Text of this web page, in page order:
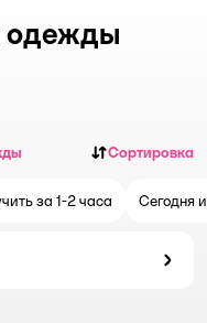
одежды
Сортировка
за 1-2 часа Сегодня